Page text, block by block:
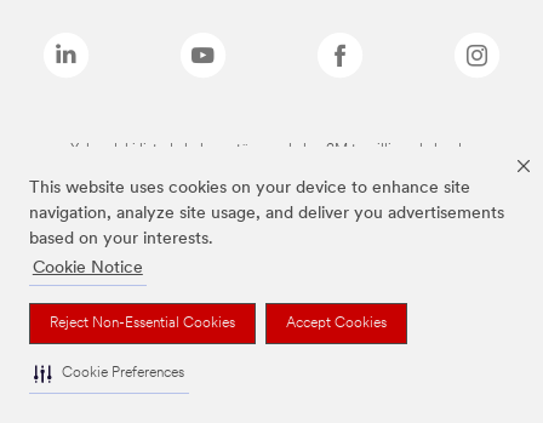
This website uses cookies on your device to enhance site
navigation, analyze site usage, and deliver you advertisements
based on your interests.
Cookie Notice
Reject Non-Essential Cookies Accept Cookies
Cookie Preferences
Yukarıdaki listede bulunan tüm markalar, 3M tescilli markalarıdır.